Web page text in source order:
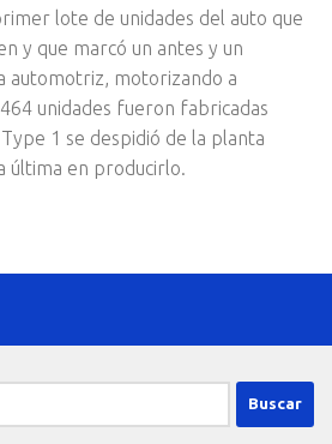
lote de unidades del auto que
y que marcó un antes y un
automotriz, motorizando a
unidades fueron fabricadas
1 se despidió de la planta
última en producirlo.